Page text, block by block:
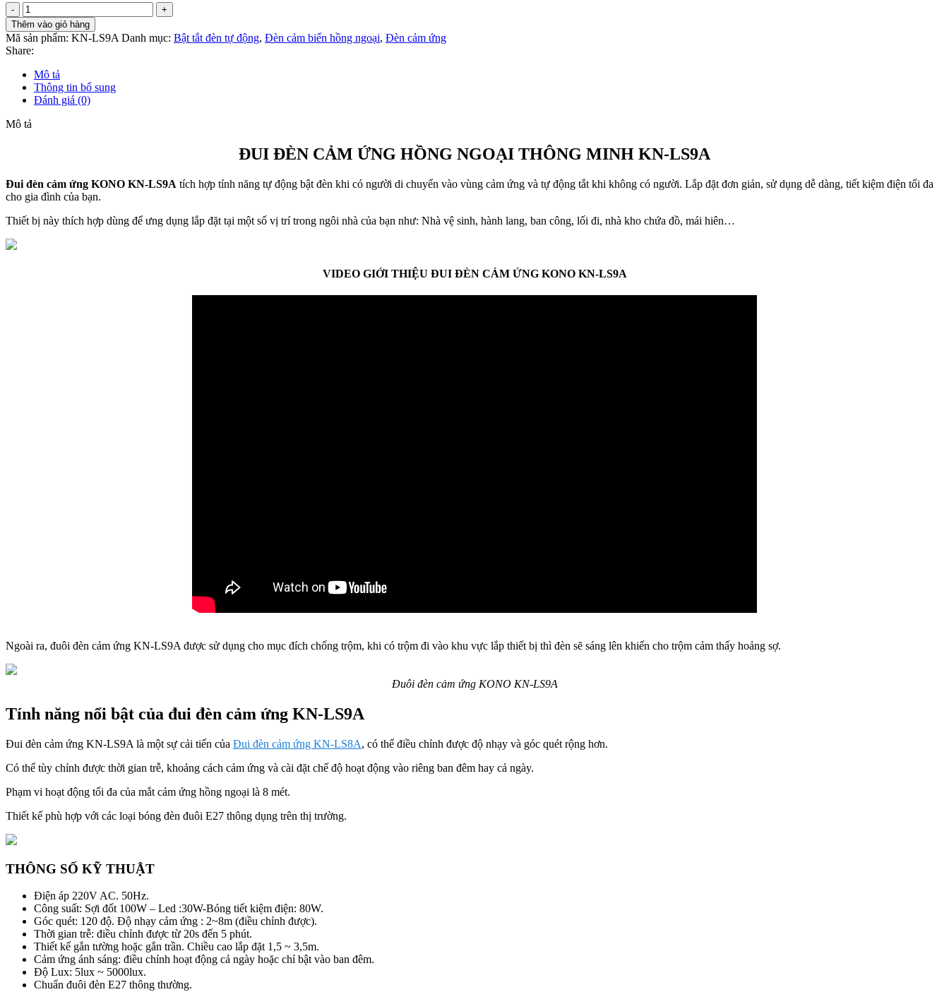
180.000 ₫.
120.000 ₫.
Đui
đèn
cảm
ứng
hồng
ngoại
KONO
KN-
LS9A
số
Thêm vào giỏ hàng
Mã sản phẩm: KN-LS9A Danh mục: Bật tắt đèn tự động, Đèn cảm biến hồng ngoại, Đèn cảm ứng
Share:
Mô tả
Thông tin bổ sung
Đánh giá (0)
Mô tả
ĐUI ĐÈN CẢM ỨNG HỒNG NGOẠI THÔNG MINH KN-LS9A
Đui đèn cảm ứng KONO KN-LS9A tích hợp tính năng tự động bật đèn khi có người di chuyển vào vùng cảm ứng và tự động tắt khi không có người. Lắp đặt đơn giản, sử dụng dễ dàng, tiết kiệm điện tối đa
cho gia đình của bạn.
Thiết bị này thích hợp dùng để ưng dụng lắp đặt tại một số vị trí trong ngôi nhà của bạn như: Nhà vệ sinh, hành lang, ban công, lối đi, nhà kho chứa đồ, mái hiên…
VIDEO GIỚI THIỆU ĐUI ĐÈN CẢM ỨNG KONO KN-LS9A
Ngoài ra, đuôi đèn cảm ứng KN-LS9A được sử dụng cho mục đích chống trộm, khi có trộm đi vào khu vực lắp thiết bị thì đèn sẽ sáng lên khiến cho trộm cảm thấy hoảng sợ.
Đuôi đèn cảm ứng KONO KN-LS9A
Tính năng nổi bật của đui đèn cảm ứng KN-LS9A
Đui đèn cảm ứng KN-LS9A là một sự cải tiến của Đui đèn cảm ứng KN-LS8A, có thể điều chỉnh được độ nhạy và góc quét rộng hơn.
Có thể tùy chỉnh được thời gian trễ, khoảng cách cảm ứng và cài đặt chế độ hoạt động vào riêng ban đêm hay cả ngày.
Phạm vi hoạt động tối đa của mắt cảm ứng hồng ngoại là 8 mét.
Thiết kế phù hợp với các loại bóng đèn đuôi E27 thông dụng trên thị trường.
THÔNG SỐ KỸ THUẬT
Điện áp 220V AC. 50Hz.
Công suất: Sợi đốt 100W – Led :30W-Bóng tiết kiệm điện: 80W.
Góc quét: 120 độ. Độ nhạy cảm ứng : 2~8m (điều chỉnh được).
Thời gian trễ: điều chỉnh được từ 20s đến 5 phút.
Thiết kế gắn tường hoặc gắn trần. Chiều cao lắp đặt 1,5 ~ 3,5m.
Cảm ứng ánh sáng: điều chỉnh hoạt động cả ngày hoặc chỉ bật vào ban đêm.
Độ Lux: 5lux ~ 5000lux.
Chuẩn đuôi đèn E27 thông thường.